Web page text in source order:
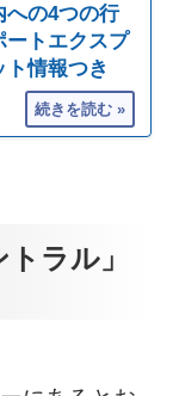
への4つの行
ートエクスプ
ト情報つき
ラル」